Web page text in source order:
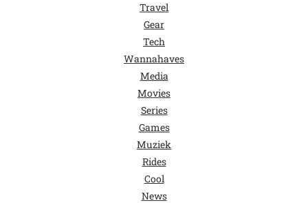
Travel
Gear
Tech
Wannahaves
Media
Movies
Series
Games
Muziek
Rides
Cool
News